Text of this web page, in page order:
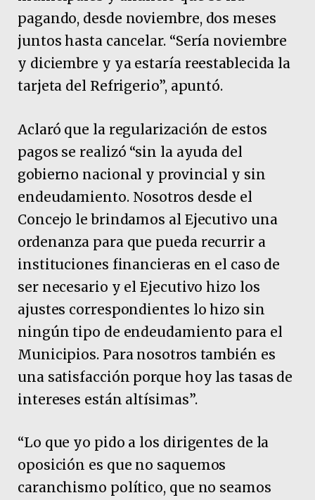
pagando, desde noviembre, dos meses
juntos hasta cancelar. “Sería noviembre
y diciembre y ya estaría reestablecida la
tarjeta del Refrigerio”, apuntó.
Aclaró que la regularización de estos
pagos se realizó “sin la ayuda del
gobierno nacional y provincial y sin
endeudamiento. Nosotros desde el
Concejo le brindamos al Ejecutivo una
ordenanza para que pueda recurrir a
instituciones financieras en el caso de
ser necesario y el Ejecutivo hizo los
ajustes correspondientes lo hizo sin
ningún tipo de endeudamiento para el
Municipios. Para nosotros también es
una satisfacción porque hoy las tasas de
intereses están altísimas”.
“Lo que yo pido a los dirigentes de la
oposición es que no saquemos
caranchismo político, que no seamos